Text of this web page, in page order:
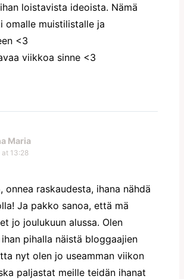
loistavista ideoista. Nämä
omalle muistilistalle ja
<3
viikkoa sinne <3
Maria
at 13:28
onnea raskaudesta, ihana nähdä
Ja pakko sanoa, että mä
jo joulukuun alussa. Olen
pihalla näistä bloggaajien
nyt olen jo useamman viikon
paljastat meille teidän ihanat